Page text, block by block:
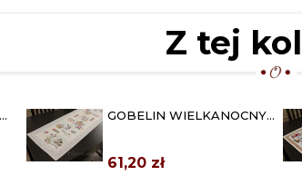
Z tej
GOBELIN WIELKANOCNY
EASTER"
61,20 zł